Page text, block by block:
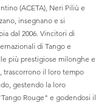
(ACETA), Neri Piliù e
insegnano e si
dal 2006. Vincitori di
di Tango e
più prestigiose milonghe e
trascorrono il loro tempo
gestendo la loro
Rouge" e godendosi il